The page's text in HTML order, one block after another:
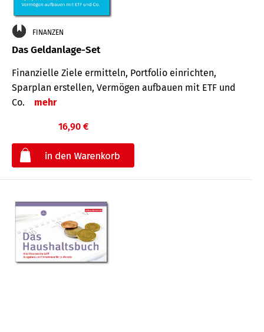
FINANZEN
Das Geldanlage-Set
Finanzielle Ziele ermitteln, Portfolio einrichten,
Sparplan erstellen, Vermögen aufbauen mit ETF und
Co.
mehr
16,90 €